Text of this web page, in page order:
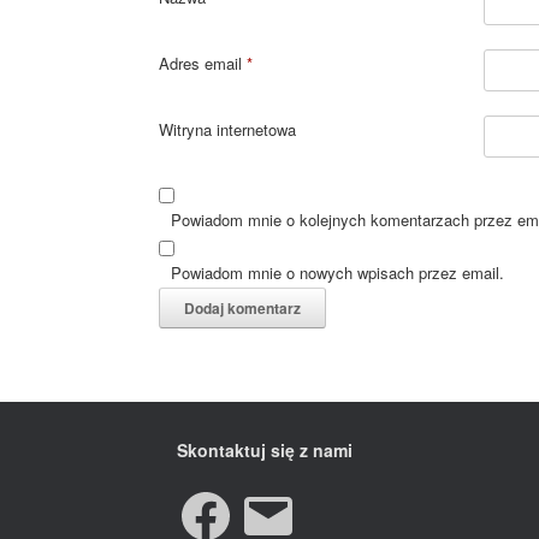
Adres email *
Witryna internetowa
Powiadom mnie o kolejnych komentarzach przez
Powiadom mnie o nowych wpisach przez email.
Skontaktuj się z nami
Facebook E-
mail